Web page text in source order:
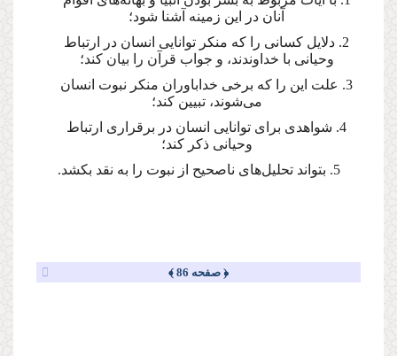
آنان در این زمینه آشنا شود؛
2. دلایل كسانی را كه منكر توانایی انسان در ارتباط
وحیانی با خداوندند، و جواب قرآن را بیان كند؛
3. علت این را كه برخی خداباوران منكر نبوت انسان
می‌شوند، تبیین كند؛
4. شواهدی برای توانایی انسان در برقراری ارتباط
وحیانی ذكر كند؛
5. بتواند تحلیل‌های ناصحیح از نبوت را به نقد بكشد.
﴿ صفحه 86 ﴾